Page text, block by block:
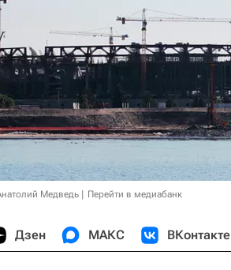
Медведь Перейти в медиабанк
Дзен МАКС ВКонтакте